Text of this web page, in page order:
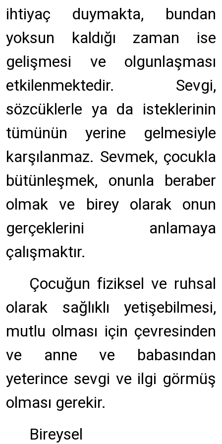
ihtiyaç duymakta, bundan
yoksun kaldığı zaman ise
gelişmesi ve olgunlaşması
etkilenmektedir. Sevgi,
sözcüklerle ya da isteklerinin
tümünün yerine gelmesiyle
karşılanmaz. Sevmek, çocukla
bütünleşmek, onunla beraber
olmak ve birey olarak onun
gerçeklerini anlamaya
çalışmaktır.
Çocuğun fiziksel ve ruhsal
olarak sağlıklı yetişebilmesi,
mutlu olması için çevresinden
ve anne ve babasından
yeterince sevgi ve ilgi görmüş
olması gerekir.
Bireysel